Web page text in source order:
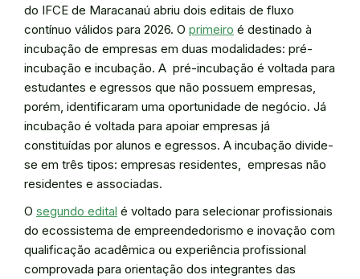
do IFCE de Maracanaú abriu dois editais de fluxo
contínuo válidos para 2026. O primeiro é destinado à
incubação de empresas em duas modalidades: pré-
incubação e incubação. A pré-incubação é voltada para
estudantes e egressos que não possuem empresas,
porém, identificaram uma oportunidade de negócio. Já
incubação é voltada para apoiar empresas já
constituídas por alunos e egressos. A incubação divide-
se em três tipos: empresas residentes, empresas não
residentes e associadas.
O segundo edital é voltado para selecionar profissionais
do ecossistema de empreendedorismo e inovação com
qualificação acadêmica ou experiência profissional
comprovada para orientação dos integrantes das